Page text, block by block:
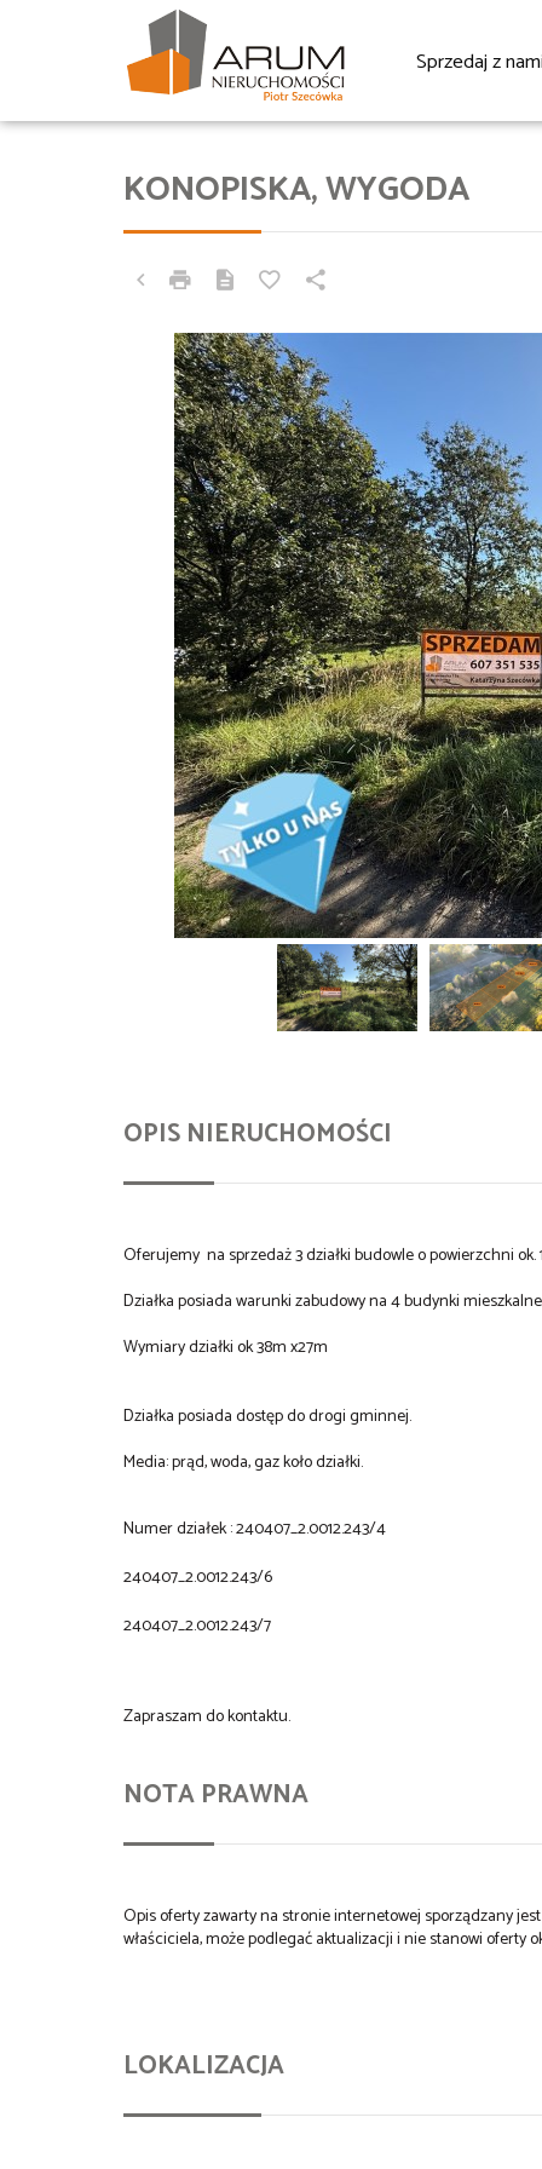
Sprzedaj z
KONOPISKA, WYGODA
OPIS NIERUCHOMOŚCI
Oferujemy na sprzedaż 3 działki budowle o powierzchni
Działka posiada warunki zabudowy na 4 budynki
Wymiary działki ok 38m x27m
Działka posiada dostęp do drogi gminnej.
Media: prąd, woda, gaz koło działki.
Numer działek : 240407_2.0012.243/4
240407_2.0012.243/6
240407_2.0012.243/7
Zapraszam do kontaktu.
NOTA PRAWNA
Opis oferty zawarty na stronie internetowej sporządzany
właściciela, może podlegać aktualizacji i nie stanowi oferty
LOKALIZACJA